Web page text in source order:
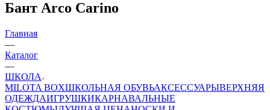
Бант Arco Carino
Главная
—
Каталог
—
ШКОЛА
MILOTA BOXШКОЛЬНАЯ ОБУВЬАКСЕССУАРЫВЕРХНЯЯ
ОДЕЖДАИГРУШКИКАРНАВАЛЬНЫЕ